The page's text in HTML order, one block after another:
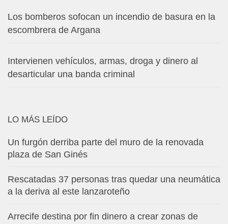
Los bomberos sofocan un incendio de basura en la
escombrera de Argana
Intervienen vehículos, armas, droga y dinero al
desarticular una banda criminal
LO MÁS LEÍDO
Un furgón derriba parte del muro de la renovada
plaza de San Ginés
Rescatadas 37 personas tras quedar una neumática
a la deriva al este lanzaroteño
Arrecife destina por fin dinero a crear zonas de